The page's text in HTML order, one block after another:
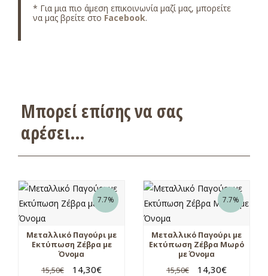
* Για μια πιο άμεση επικοινωνία μαζί μας, μπορείτε
να μας βρείτε στο Facebook.
Μπορεί επίσης να σας
αρέσει…
7.7%
Μεταλλικό Παγούρι με
Εκτύπωση Ζέβρα με
Όνομα
15,50€ 14,30€
7.7%
Μεταλλικό Παγούρι με
Εκτύπωση Ζέβρα Μωρό
με Όνομα
15,50€ 14,30€